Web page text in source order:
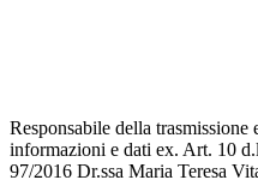
Responsabile della trasmissione e pubblicazione di documenti
informazioni e dati ex. Art. 10
97/2016 Dr.ssa Maria Teresa